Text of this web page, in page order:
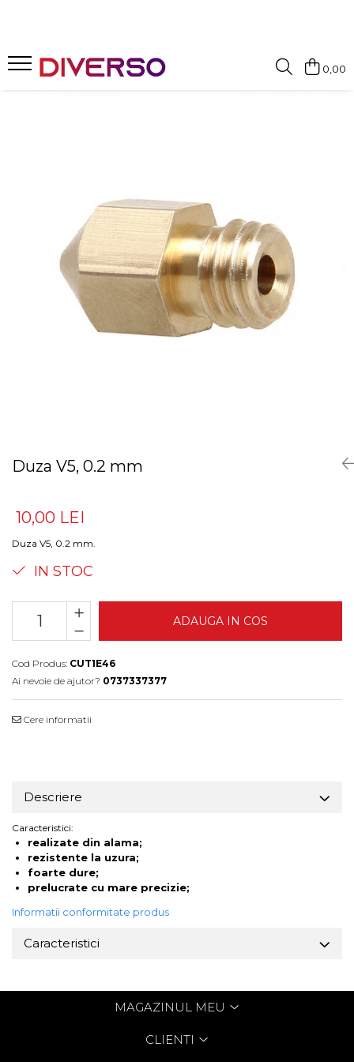
MULTIMATERIAL
0,00
Duza V5, 0.2 mm
10,00 LEI
Duza V5, 0.2 mm.
IN STOC
ADAUGA IN COS
Cod Produs: CUT1E46
Ai nevoie de ajutor? 0737337377
Cere informatii
Descriere
Caracteristici:
realizate din alama;
rezistente la uzura;
foarte dure;
prelucrate cu mare precizie;
Informatii conformitate produs
Caracteristici
MAGAZINUL MEU
CLIENTI